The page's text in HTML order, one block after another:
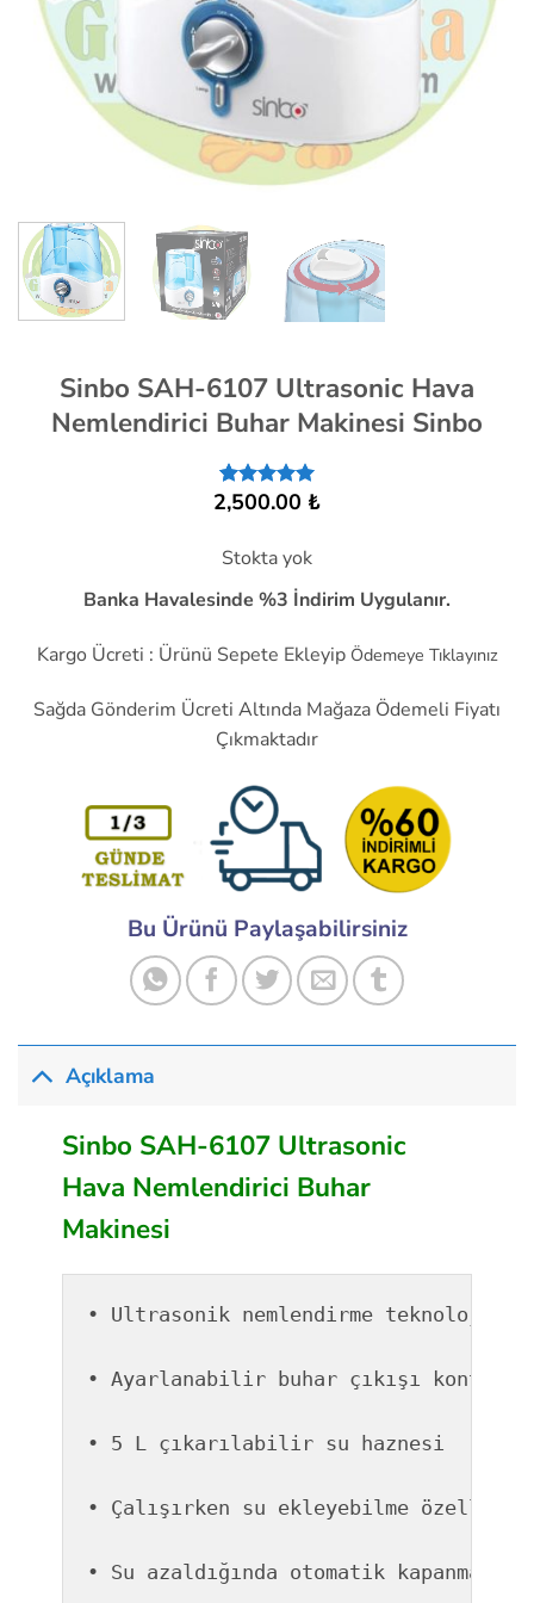
Sinbo SAH-6107 Ultrasonic Hava
Nemlendirici Buhar Makinesi Sinbo
1
müşteri
5 üzerinden
2,500.00 ₺
Stokta yok
Banka Havalesinde %3 İndirim Uygulanır.
Kargo Ücreti : Ürünü Sepete Ekleyip Ödemeye Tıklayınız
Sağda Gönderim Ücreti Altında Mağaza Ödemeli Fiyatı
Çıkmaktadır
Bu Ürünü Paylaşabilirsiniz
Açıklama
Sinbo SAH-6107 Ultrasonic
Hava Nemlendirici Buhar
Makinesi
• Ultrasonik nemlendirme teknolojisi
• Ayarlanabilir buhar çıkışı kontrolü
• 5 L çıkarılabilir su haznesi
• Çalışırken su ekleyebilme özelliği
• Su azaldığında otomatik kapanma